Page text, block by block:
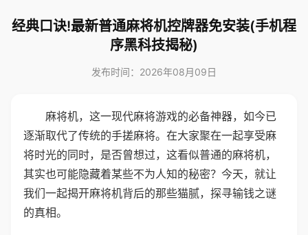
经典口诀!最新普通麻将机控牌器免安装(手机程
序黑科技揭秘)
发布时间：2026年08月09日
麻将机，这一现代麻将游戏的必备神器，如今已
逐渐取代了传统的手搓麻将。在大家聚在一起享受麻
将时光的同时，是否曾想过，这看似普通的麻将机，
其实也可能隐藏着某些不为人知的秘密？今天，就让
我们一起揭开麻将机背后的那些猫腻，探寻输钱之谜
的真相。